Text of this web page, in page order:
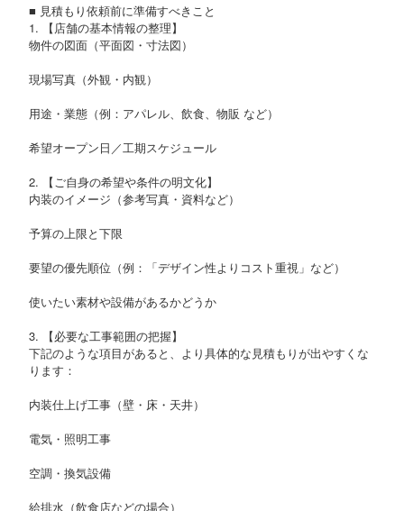
■ 見積もり依頼前に準備すべきこと
1. 【店舗の基本情報の整理】
物件の図面（平面図・寸法図）
現場写真（外観・内観）
用途・業態（例：アパレル、飲食、物販 など）
希望オープン日／工期スケジュール
2. 【ご自身の希望や条件の明文化】
内装のイメージ（参考写真・資料など）
予算の上限と下限
要望の優先順位（例：「デザイン性よりコスト重視」など）
使いたい素材や設備があるかどうか
3. 【必要な工事範囲の把握】
下記のような項目があると、より具体的な見積もりが出やすくな
ります：
内装仕上げ工事（壁・床・天井）
電気・照明工事
空調・換気設備
給排水（飲食店などの場合）